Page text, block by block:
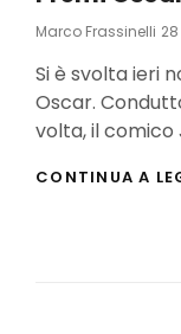
Marco Frassinelli
Si è svolta ieri
Oscar.
volta, il comico
CONTINUA A